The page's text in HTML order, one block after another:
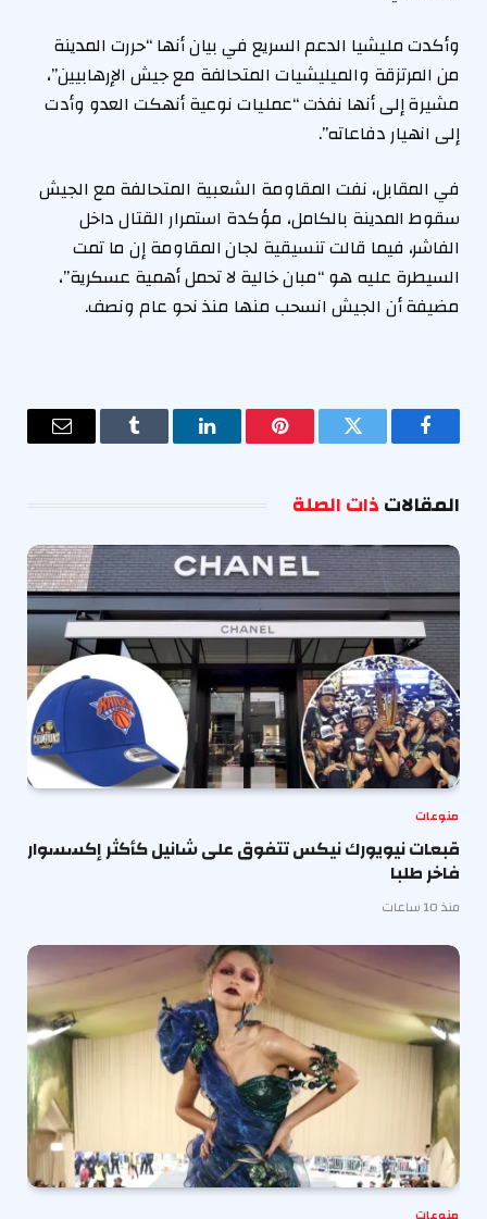
وأكدت مليشيا الدعم السريع في بيان أنها “حررت المدينة
من المرتزقة والميليشيات المتحالفة مع جيش الإرهابيين”،
مشيرة إلى أنها نفذت “عمليات نوعية أنهكت العدو وأدت
إلى انهيار دفاعاته”.
في المقابل، نفت المقاومة الشعبية المتحالفة مع الجيش
سقوط المدينة بالكامل، مؤكدة استمرار القتال داخل
الفاشر، فيما قالت تنسيقية لجان المقاومة إن ما تمت
السيطرة عليه هو “مبان خالية لا تحمل أهمية عسكرية”،
مضيفة أن الجيش انسحب منها منذ نحو عام ونصف.
فيسبوك تويتر بينتيريستلينكدإن Tumblr
البريد
المقالاتذات الصلة
منوعات
قبعات نيويورك نيكس تتفوق على شانيل كأكثر إكسسوار
فاخر طلبا
منذ 10 ساعات